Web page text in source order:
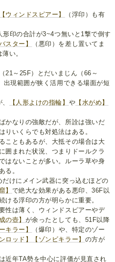
【ウィンドスピアー】
（浮印）も有
印の合計が3~4つ無いと1撃で倒す
スター】
（悪印）を差し置いてま
い。
21～25F）とだいまじん（66～
現範囲が狭く活用できる場面が短
【人形よけの指輪】 や 【水がめ】
かなりの強敵だが、所詮は強いだ
りいくらでも対処法はある。
こともあるが、大抵その場合は大
囲まれた状況、つまりドールクラ
はないことが多い。ルーラ草や身
る。
けにメイン武器に突っ込むほどの
】 で絶大な効果がある悪印、36F以
ける浮印の方が明らかに重要。
性は薄く、ウィンドスピアーやデ
の壺】 が余ったとしても、51F以降
キラー】
（爆印）や、特定のゾー
ロッド】 【ゾンビキラー】 の方が
近年TA勢を中心に評価が見直され